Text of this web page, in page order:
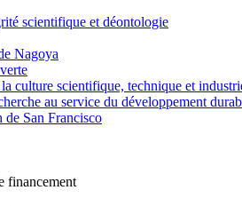
scientifique et déontologie
Nagoya
culture scientifique, technique et
au service du développement
de San Francisco
financement